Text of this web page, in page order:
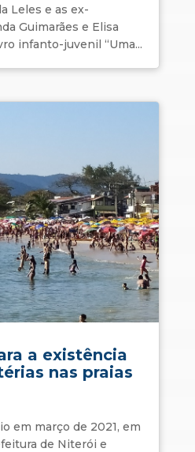
Leles e as ex-
Guimarães e Elisa
infanto-juvenil “Uma...
a existência
nas praias
em março de 2021, em
de Niterói e